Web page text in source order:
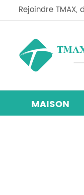
Rejoindre TMAX,
MAISON